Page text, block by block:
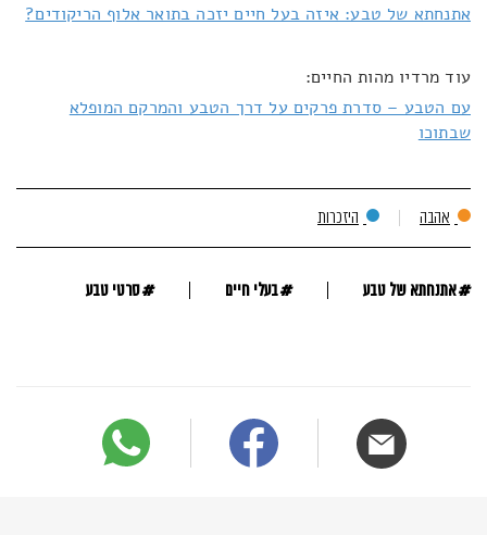
אתנחתא של טבע: איזה בעל חיים יזכה בתואר אלוף הריקודים?
עוד מרדיו מהות החיים:
עם הטבע – סדרת פרקים על דרך הטבע והמרקם המופלא
שבתוכו
אהבה היזכרות
#אתנחתא של טבע #בעלי חיים #סרטי טבע